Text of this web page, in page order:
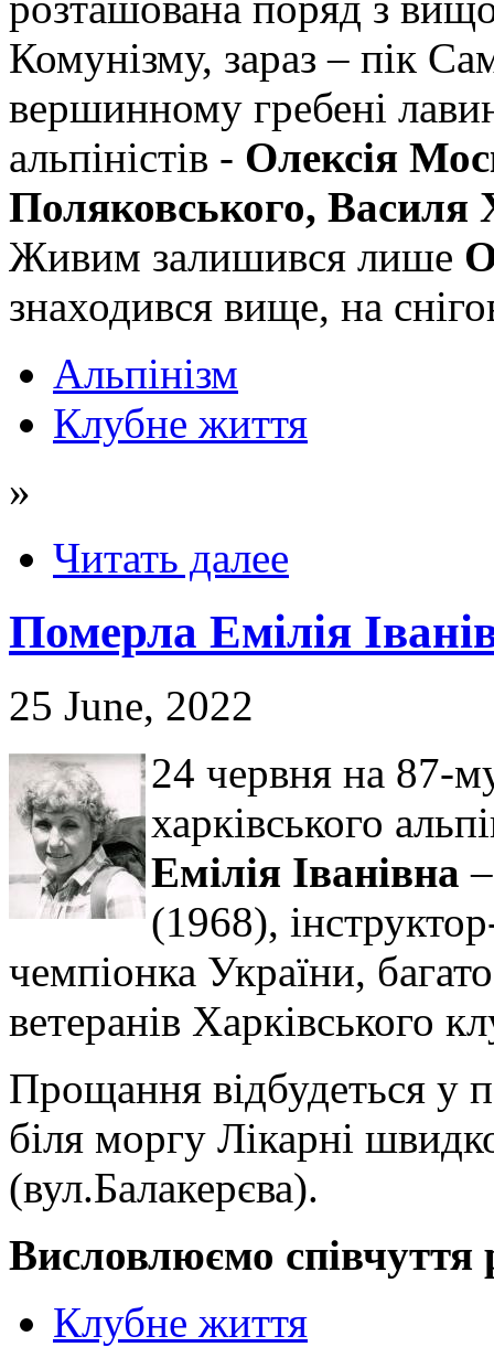
Комунізму, зараз – пік
вершинному гребені
альпіністів - Олексія
Поляковського, Василя
Живим залишився лише
знаходився вище, на
Альпінізм
Клубне життя
»
Читать далее
Померла Емілія
25 June, 2022
24 червня на 87-
харківського
Емілія Іванівна
(1968),
чемпіонка України,
ветеранів Харківського
Прощання відбудеться у
біля моргу Лікарні
(вул.Балакерєва).
Висловлюємо
Клубне життя